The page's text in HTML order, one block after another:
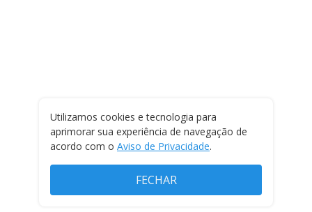
Utilizamos cookies e tecnologia para
aprimorar sua experiência de navegação de
acordo com o Aviso de Privacidade.
FECHAR